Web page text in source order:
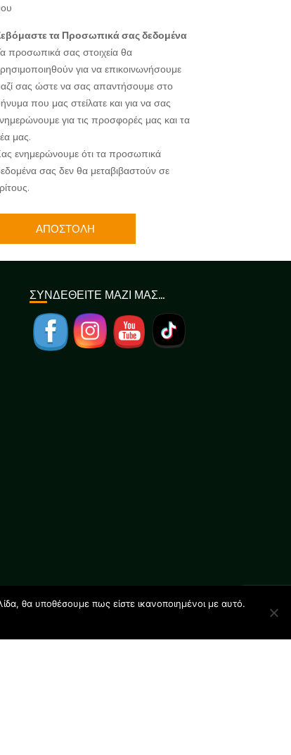
τα Προσωπικά σας δεδομένα
προσωπικά σας στοιχεία θα
για να επικοινωνήσουμε
σας ώστε να σας απαντήσουμε στο
που μας στείλατε και για να σας
για τις προσφορές μας και τα
μας.
ενημερώνουμε ότι τα προσωπικά
σας δεν θα μεταβιβαστούν σε
ΣΥΝΔΕΘΕΙΤΕ ΜΑΖΙ ΜΑΣ…
θα υποθέσουμε πως είστε ικανοποιημένοι με αυτό.